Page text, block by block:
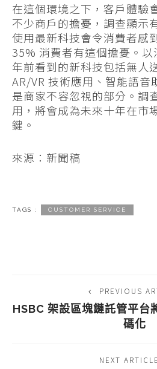
在這個環境之下，客戶體驗
不少商戶的擔憂，調查顯示
使用最新科技會令消費者感
35% 消費者有這個擔憂。
年前看到的新科技包括無人
AR/VR 技術應用、智能語音
是商家不容忽視的部分。調
用，將會成為未來十年在市
鍵。
來源：新聞稿
TAGS : CUSTOMER SERVICE
PREVIOUS
HSBC 架設區塊鏈託管平台
碼化
NEXT ARTICLE